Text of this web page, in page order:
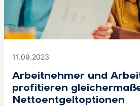
11.09.2023
Arbeitnehmer und
profitieren
Nettoentgeltoptionen